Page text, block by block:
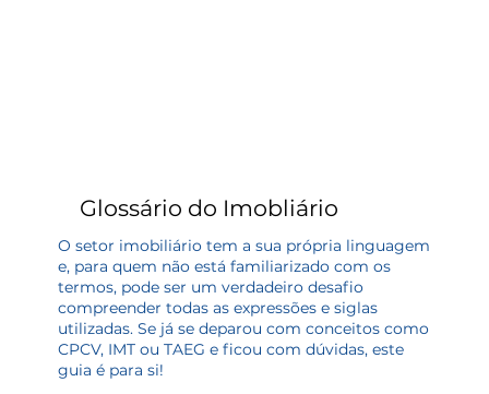
Glossário do Imobliário
O setor imobiliário tem a sua própria linguagem
e, para quem não está familiarizado com os
termos, pode ser um verdadeiro desafio
compreender todas as expressões e siglas
utilizadas. Se já se deparou com conceitos como
CPCV, IMT ou TAEG e ficou com dúvidas, este
guia é para si!